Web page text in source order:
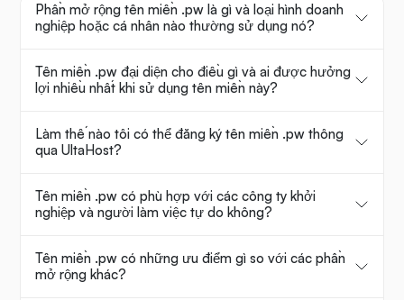
Phần mở rộng tên miền .pw là gì và loại hình doanh
nghiệp hoặc cá nhân nào thường sử dụng nó?
Tên miền .pw đại diện cho điều gì và ai được hưởng
lợi nhiều nhất khi sử dụng tên miền này?
Làm thế nào tôi có thể đăng ký tên miền .pw thông
qua UltaHost?
Tên miền .pw có phù hợp với các công ty khởi
nghiệp và người làm việc tự do không?
Tên miền .pw có những ưu điểm gì so với các phần
mở rộng khác?